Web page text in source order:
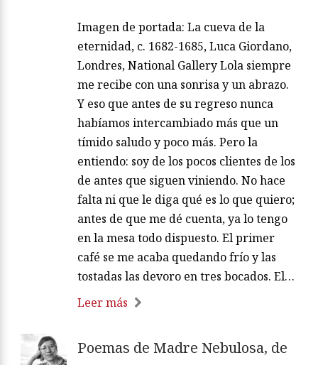
Imagen de portada: La cueva de la
eternidad, c. 1682-1685, Luca Giordano,
Londres, National Gallery Lola siempre
me recibe con una sonrisa y un abrazo.
Y eso que antes de su regreso nunca
habíamos intercambiado más que un
tímido saludo y poco más. Pero la
entiendo: soy de los pocos clientes de los
de antes que siguen viniendo. No hace
falta ni que le diga qué es lo que quiero;
antes de que me dé cuenta, ya lo tengo
en la mesa todo dispuesto. El primer
café se me acaba quedando frío y las
tostadas las devoro en tres bocados. El…
Leer más
Poemas de Madre Nebulosa, de